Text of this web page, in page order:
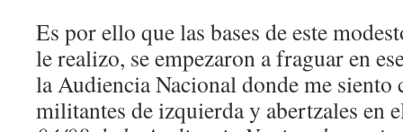
Es por ello que las bases de este
le realizo, se empezaron a fraguar en
la Audiencia Nacional donde me siento
militantes de izquierda y abertzales en